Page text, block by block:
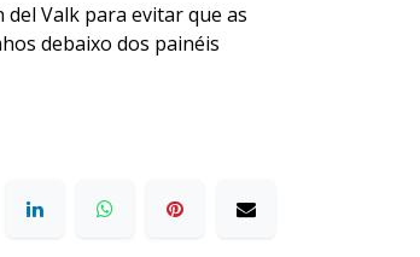
Valk para evitar que as
debaixo dos painéis